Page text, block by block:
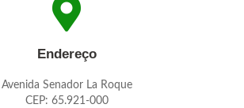
Endereço
Avenida Senador La Roque
CEP: 65.921-000